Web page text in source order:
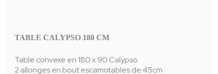
TABLE CALYPSO 180 CM
Table convexe en 180 x 90 Calypso
2 allonges en bout escamotables de 45cm